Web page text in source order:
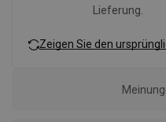
Lieferung.
Zeigen Sie den